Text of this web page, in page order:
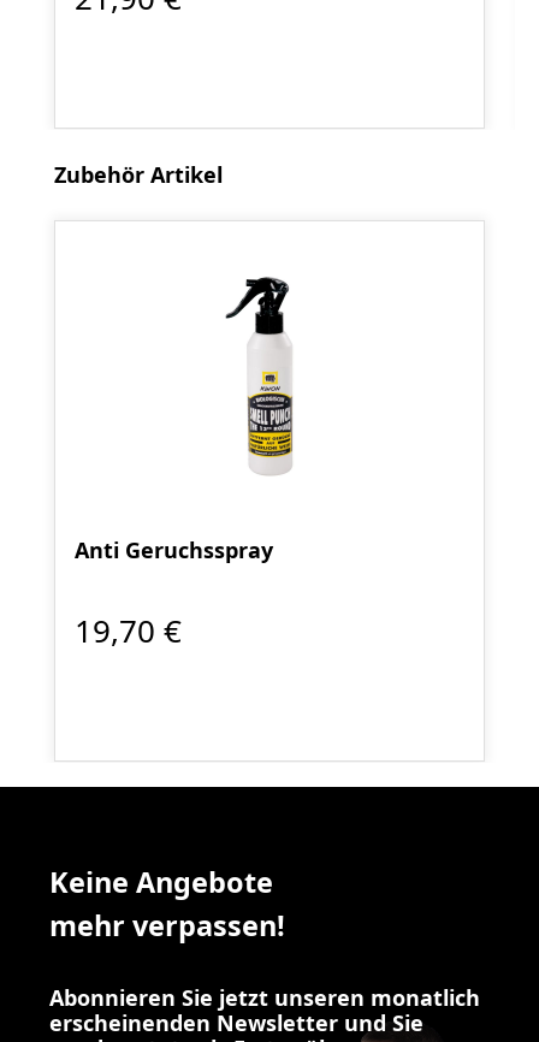
Produktgalerie überspringen
Zubehör Artikel
Anti Geruchsspray
19,70 €
Keine Angebote
mehr verpassen!
Abonnieren Sie jetzt unseren monatlich
erscheinenden Newsletter und Sie